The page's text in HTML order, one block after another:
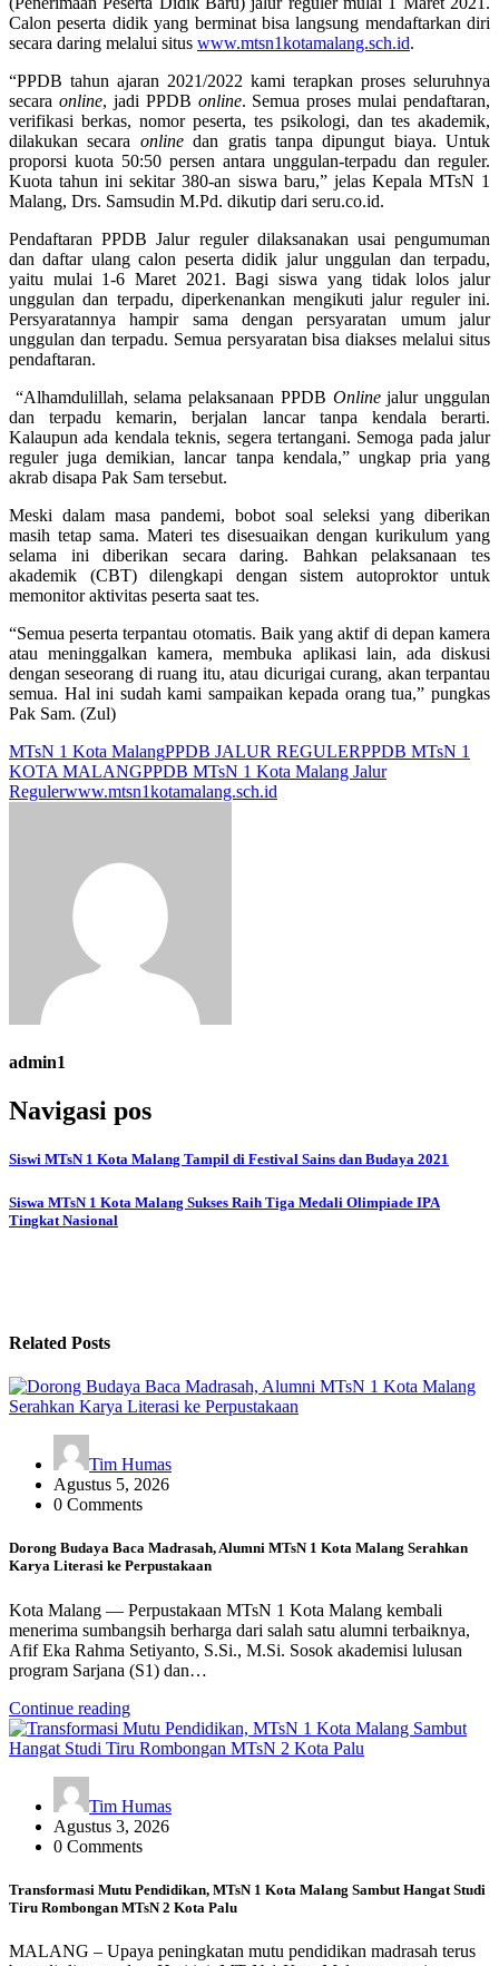
Calon peserta didik yang berminat bisa langsung mendaftarkan diri
secara daring melalui situs www.mtsn1kotamalang.sch.id.
“PPDB tahun ajaran 2021/2022 kami terapkan proses seluruhnya
secara online, jadi PPDB online. Semua proses mulai pendaftaran,
verifikasi berkas, nomor peserta, tes psikologi, dan tes akademik,
dilakukan secara onlinedan gratis tanpa dipungut biaya. Untuk
proporsi kuota 50:50 persen antara unggulan-terpadu dan reguler.
Kuota tahun ini sekitar 380-an siswa baru,” jelas Kepala MTsN 1
Malang, Drs. Samsudin M.Pd. dikutip dari seru.co.id.
Pendaftaran PPDB Jalur reguler dilaksanakan usai pengumuman
dan daftar ulang calon peserta didik jalur unggulan dan terpadu,
yaitu mulai 1-6 Maret 2021. Bagi siswa yang tidak lolos jalur
unggulan dan terpadu, diperkenankan mengikuti jalur reguler ini.
Persyaratannya hampir sama dengan persyaratan umum jalur
unggulan dan terpadu. Semua persyaratan bisa diakses melalui situs
pendaftaran.
“Alhamdulillah, selama pelaksanaan PPDB Onlinejalur unggulan
dan terpadu kemarin, berjalan lancar tanpa kendala berarti.
Kalaupun ada kendala teknis, segera tertangani. Semoga pada jalur
reguler juga demikian, lancar tanpa kendala,” ungkap pria yang
akrab disapa Pak Sam tersebut.
Meski dalam masa pandemi, bobot soal seleksi yang diberikan
masih tetap sama. Materi tes disesuaikan dengan kurikulum yang
selama ini diberikan secara daring. Bahkan pelaksanaan tes
akademik (CBT) dilengkapi dengan sistem autoproktor untuk
memonitor aktivitas peserta saat tes.
“Semua peserta terpantau otomatis. Baik yang aktif di depan kamera
atau meninggalkan kamera, membuka aplikasi lain, ada diskusi
dengan seseorang di ruang itu, atau dicurigai curang, akan terpantau
semua. Hal ini sudah kami sampaikan kepada orang tua,” pungkas
Pak Sam. (Zul)
MTsN 1 Kota MalangPPDB JALUR REGULERPPDB MTsN 1
KOTA MALANGPPDB MTsN 1 Kota Malang Jalur
Regulerwww.mtsn1kotamalang.sch.id
admin1
Navigasi pos
Siswi MTsN 1 Kota Malang Tampil di Festival Sains dan Budaya 2021
Siswa MTsN 1 Kota Malang Sukses Raih Tiga Medali Olimpiade IPA
Tingkat Nasional
Related Posts
Tim Humas
Agustus 5, 2026
0 Comments
Dorong Budaya Baca Madrasah, Alumni MTsN 1 Kota Malang Serahkan
Karya Literasi ke Perpustakaan
Kota Malang — Perpustakaan MTsN 1 Kota Malang kembali
menerima sumbangsih berharga dari salah satu alumni terbaiknya,
Afif Eka Rahma Setiyanto, S.Si., M.Si. Sosok akademisi lulusan
program Sarjana (S1) dan…
Continue reading
Tim Humas
Agustus 3, 2026
0 Comments
Transformasi Mutu Pendidikan, MTsN 1 Kota Malang Sambut Hangat Studi
Tiru Rombongan MTsN 2 Kota Palu
MALANG – Upaya peningkatan mutu pendidikan madrasah terus